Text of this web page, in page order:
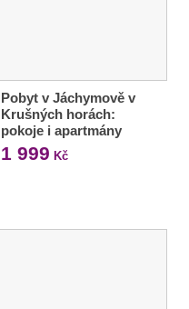
Pobyt v Jáchymově v
Krušných horách:
pokoje i apartmány
1 999 Kč